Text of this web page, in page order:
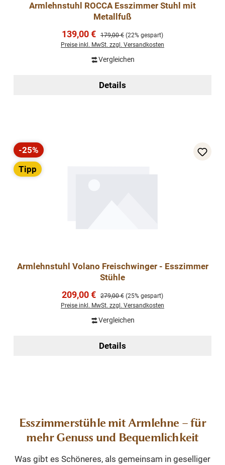
Armlehnstuhl ROCCA Esszimmer Stuhl mit
Metallfuß
Verkaufspreis:
139,00 € Regulärer Preis:
179,00 € (22% gespart)
Preise inkl. MwSt. zzgl. Versandkosten
Vergleichen
Details
Rabatt
-25%
Tipp
Armlehnstuhl Volano Freischwinger - Esszimmer
Stühle
Verkaufspreis:
209,00 € Regulärer Preis:
279,00 € (25% gespart)
Preise inkl. MwSt. zzgl. Versandkosten
Vergleichen
Details
Esszimmerstühle mit Armlehne – für
mehr Genuss und Bequemlichkeit
Was gibt es Schöneres, als gemeinsam in geselliger